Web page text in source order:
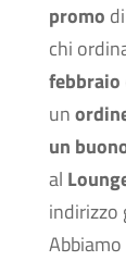
promo di
chi
febbraio
un
un
al
indirizzo